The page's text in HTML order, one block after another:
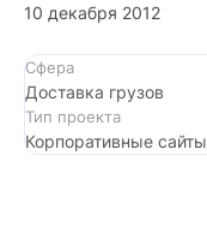
10 декабря 2012
Сфера
Доставка грузов
Тип проекта
Корпоративные сайты